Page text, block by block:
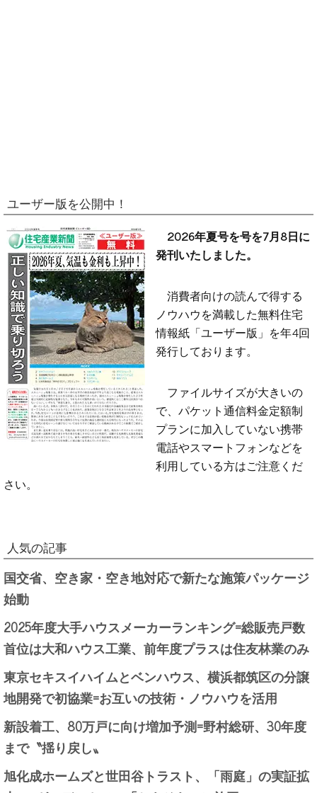
ユーザー版を公開中！
2026年夏号を号を7月8日に
発刊いたしました。
消費者向けの読んで得する
ノウハウを満載した無料住宅
情報紙「ユーザー版」を年4回
発行しております。
ファイルサイズが大きいの
で、パケット通信料金定額制
プランに加入していない携帯
電話やスマートフォンなどを
利用している方はご注意くだ
さい。
人気の記事
国交省、空き家・空き地対応で新たな施策パッケージ
始動
2025年度大手ハウスメーカーランキング=総販売戸数
首位は大和ハウス工業、前年度プラスは住友林業のみ
東京セキスイハイムとベンハウス、横浜都筑区の分譲
地開発で初協業=お互いの技術・ノウハウを活用
新設着工、80万戸に向け増加予測=野村総研、30年度
まで〝揺り戻し〟
旭化成ホームズと世田谷トラスト、「雨庭」の実証拡